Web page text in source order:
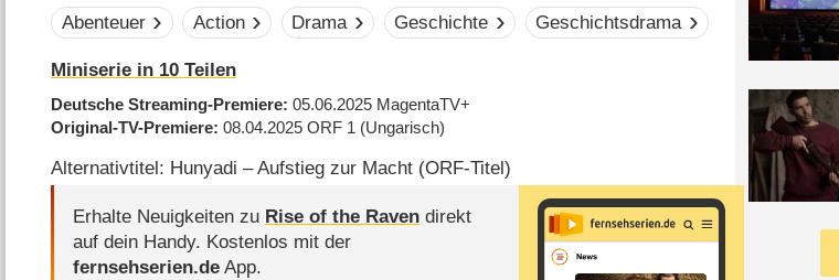
Abenteuer Action Drama Geschichte Geschichtsdrama
Miniserie in 10 Teilen
Deutsche Streaming-Premiere 05.06.2025 MagentaTV+
Original-TV-Premiere 08.04.2025ORF 1 (Ungarisch)
Alternativtitel: Hunyadi – Aufstieg zur Macht (ORF-Titel)
Erhalte Neuigkeiten zu Rise of the Raven direkt
auf dein Handy. Kostenlos mit der
fernsehserien.de App.